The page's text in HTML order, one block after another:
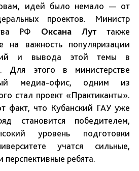
идей было немало — от
проектов. Министр
РФ Оксана Луттакже
на важность популяризации
и вывода этой темы в
Для этого в министерстве
медиа-офис, одним из
стал проект «Практиканты».
факт, что Кубанский ГАУ уже
становится победителем,
уровень подготовки
учатся сильные,
ребята.